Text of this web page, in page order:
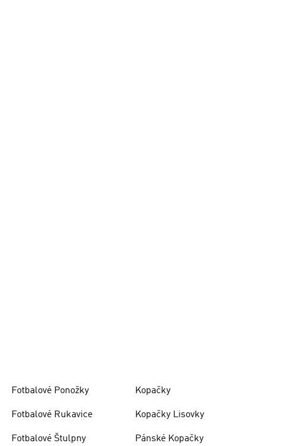
Fotbalové Ponožky
Fotbalové Rukavice
Fotbalové Štulpny
Kopačky
Kopačky Lisovky
Pánské Kopačky